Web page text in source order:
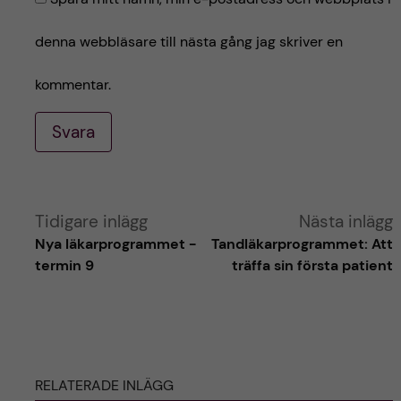
denna webbläsare till nästa gång jag skriver en
kommentar.
Svara
A
r
Tidigare inlägg
Nya läkarprogrammet -
termin 9
Nästa inlägg
Tandläkarprogrammet: Att
träffa sin första patient
RELATERADE INLÄGG